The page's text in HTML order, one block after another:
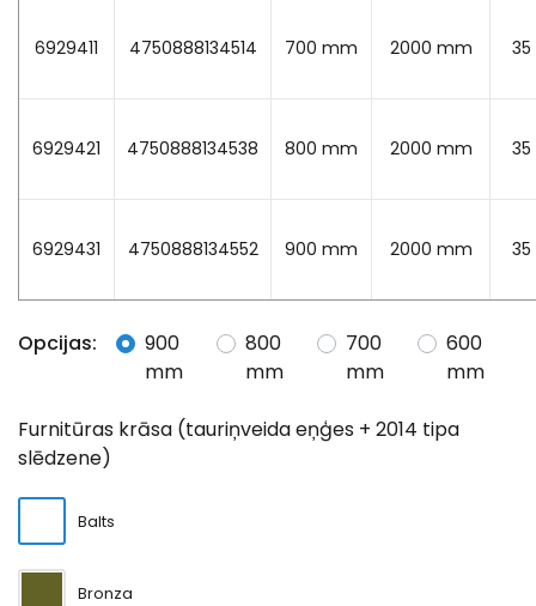
6929411 4750888134514 700 mm 2000 mm
6929421 4750888134538 800 mm 2000 mm
6929431 4750888134552 900 mm 2000 mm
Opcijas:
900
mm
800
mm
700
mm
600
mm
Furnitūras krāsa (tauriņveida eņģes + 2014 tipa
slēdzene)
Balts
Bronza